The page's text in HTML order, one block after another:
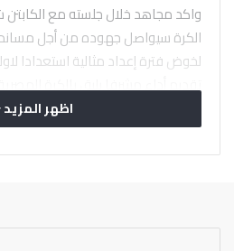
واكد مجاهد خلال جلسته مع
الكرة سيواصل جهوده من أجل
لخوض فترة إعداد مثالية استعدادا
تقديم أداء مشرفا يليق بالكرة
من جانبه وجه الكابتن شوقي غريب
جهده خلال هذه المرحلة من أجل
اظهر المزيد